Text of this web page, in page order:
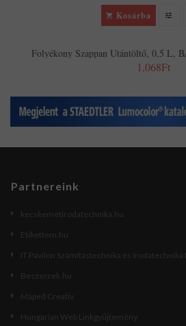
Kosárba
Folyékony Szappan Utántöltő, 0,5 L,
1,068Ft
Partnereink
kecskemetirodatechnika.hu
Etikettem.hu
IT Pavilon Számítástechnika és Irodatechnika
Beszerzek.hu
Maped Creativ
Hungarian Web Linkgyűjtemény